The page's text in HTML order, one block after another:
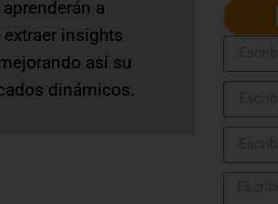
a
insights
así su
dinámicos.